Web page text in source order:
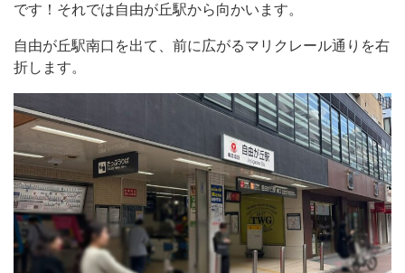
です！それでは自由が丘駅から向かいます。
自由が丘駅南口を出て、前に広がるマリクレール通りを右
折します。